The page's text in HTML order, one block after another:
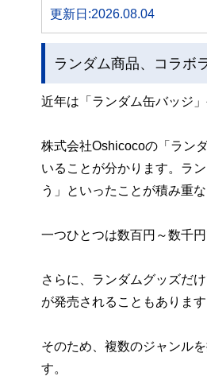
更新日:2026.08.04
ランダム商品、コラ
近年は「ランダム缶バッジ
株式会社Oshicocoの「ラン
いることが分かります。ラ
う」といったことが積み重
一つひとつは数百円～数千
さらに、ランダムグッズだ
が発売されることもありま
そのため、複数のジャンル
す。